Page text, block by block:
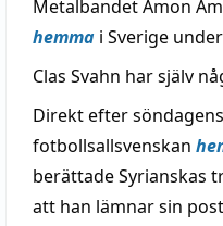
Metalbandet Amon
hemma i Sverige
Clas Svahn har själv
Direkt efter
fotbollsallsvenskan
berättade Syrianskas
att han lämnar sin